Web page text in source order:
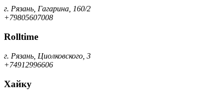
г. Рязань, Гагарина, 160/2
+79805607008
Rolltime
г. Рязань, Циолковского, 3
+74912996606
Хайку